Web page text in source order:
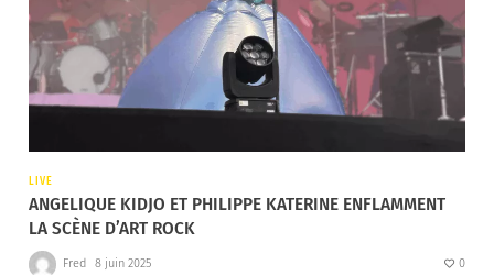
LIVE
ANGELIQUE KIDJO ET PHILIPPE KATERINE ENFLAMMENT
LA SCÈNE D’ART ROCK
Fred 8 juin 2025 0